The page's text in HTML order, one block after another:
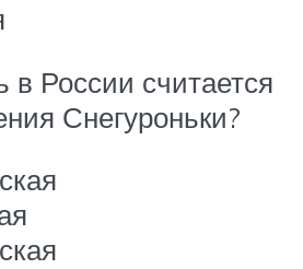
в России считается
Снегуроньки?